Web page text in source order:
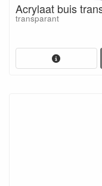
Acrylaat buis
transparant